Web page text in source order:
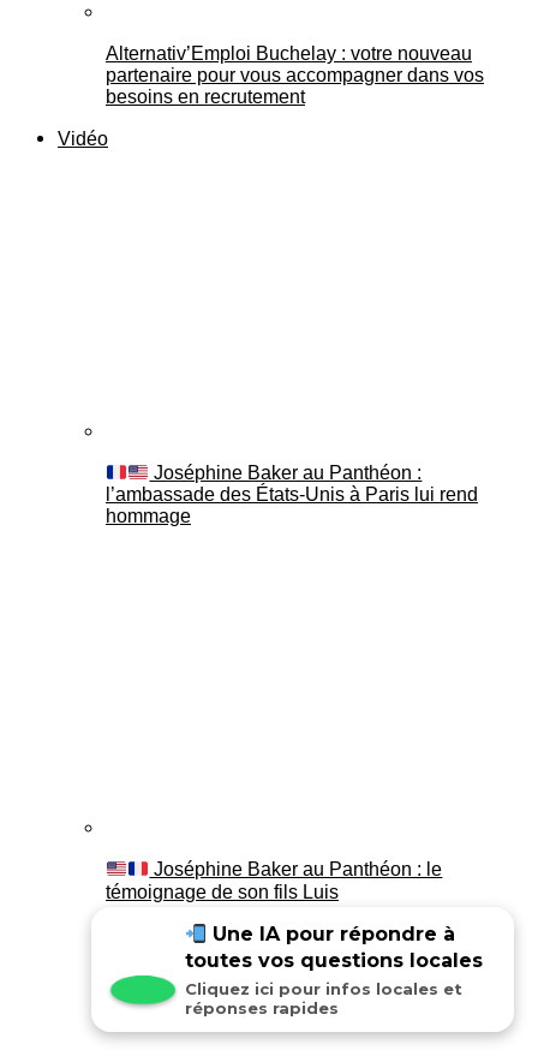
Alternativ’Emploi Buchelay : votre nouveau
partenaire pour vous accompagner dans vos
besoins en recrutement
Vidéo
Joséphine Baker au Panthéon :
l’ambassade des États-Unis à Paris lui rend
hommage
Joséphine Baker au Panthéon : le
témoignage de son fils Luis
Une IA pour répondre à
toutes vos questions locales
Cliquez ici pour infos locales et
réponses rapides